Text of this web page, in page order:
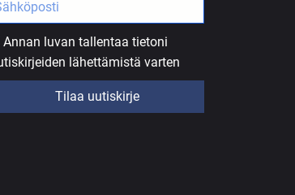
Annan luvan tallentaa tietoni
lähettämistä varten
Tilaa uutiskirje